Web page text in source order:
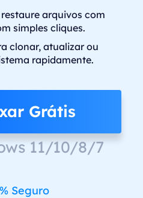
arquivos com
simples cliques.
clonar, atualizar ou
rapidamente.
Grátis
11/10/8/7
Seguro